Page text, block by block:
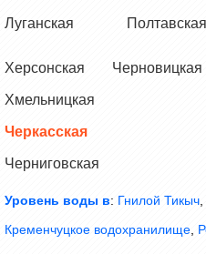
Луганская Полтавская
Херсонская
Хмельницкая
Черкасская
Черниговская
Черновицкая
Уровень воды в: Гнилой Тикыч
Кременчуцкое водохранилище